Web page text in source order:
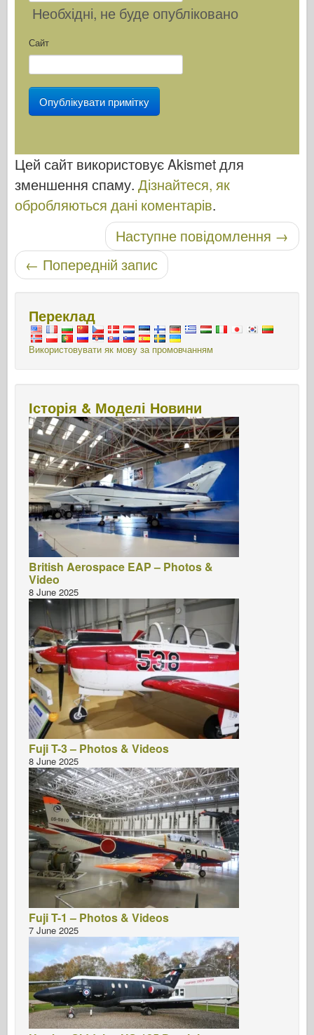
Необхідні, не буде опубліковано
Сайт
Цей сайт використовує Akismet для
зменшення спаму. Дізнайтеся, як
обробляються дані коментарів.
Навігація по постуНаступне повідомлення →
← Попередній запис
Переклад
Використовувати як мову за промовчанням
Історія & Моделі Новини
British Aerospace EAP – Photos &
Video
8 June 2025
Fuji T-3 – Photos & Videos
8 June 2025
Fuji T-1 – Photos & Videos
7 June 2025